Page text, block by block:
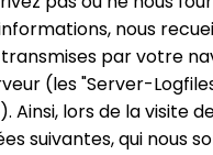
nous
par votre
(les "Server-
Ainsi, lors de la visite
suivantes, qui nous